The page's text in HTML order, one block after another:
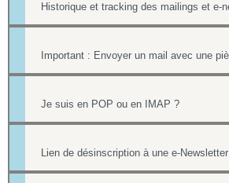
Je suis en POP ou en IMAP ?
Lien de désinscription à une e-Newsletter